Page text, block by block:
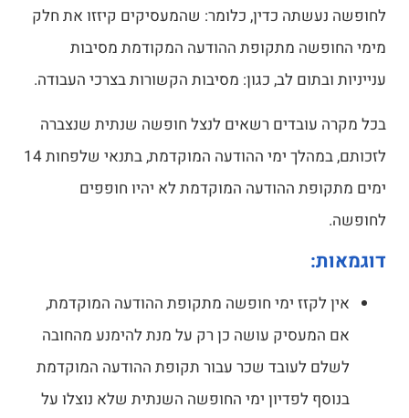
לחופשה נעשתה כדין, כלומר: שהמעסיקים קיזזו את חלק
מימי החופשה מתקופת ההודעה המקודמת מסיבות
ענייניות ובתום לב, כגון: מסיבות הקשורות בצרכי העבודה.
בכל מקרה עובדים רשאים לנצל חופשה שנתית שנצברה
לזכותם, במהלך ימי ההודעה המוקדמת, בתנאי שלפחות 14
ימים מתקופת ההודעה המוקדמת לא יהיו חופפים
לחופשה.
דוגמאות:
אין לקזז ימי חופשה מתקופת ההודעה המוקדמת,
אם המעסיק עושה כן רק על מנת להימנע מהחובה
לשלם לעובד שכר עבור תקופת ההודעה המוקדמת
בנוסף לפדיון ימי החופשה השנתית שלא נוצלו על